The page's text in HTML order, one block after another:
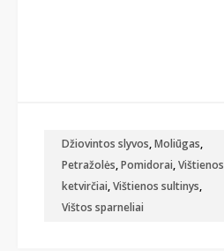
Džiovintos slyvos,Moliūgas,
Petražolės,Pomidorai,Vištienos
ketvirčiai,Vištienos sultinys,
Vištos sparneliai